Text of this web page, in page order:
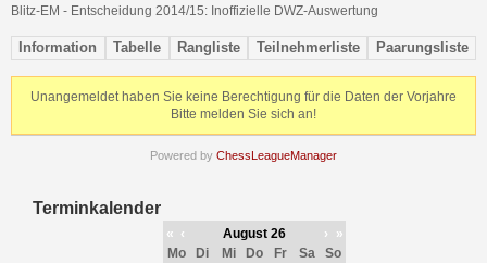
Blitz-EM - Entscheidung 2014/15: Inoffizielle DWZ-Auswertung
Information Tabelle Rangliste Teilnehmerliste Paarungsliste
Unangemeldet haben Sie keine Berechtigung für die Daten der Vorjahre
Bitte melden Sie sich an!
Powered by ChessLeagueManager
Terminkalender
« ‹ August 26 ›
»
Mo
Di Mi Do Fr Sa
So